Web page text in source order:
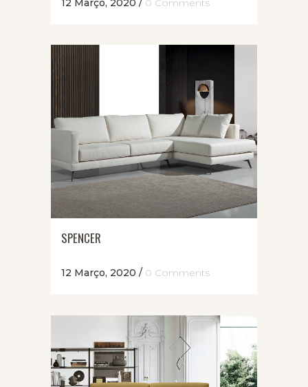
12 Março, 2020 / 0 Comments
SPENCER
12 Março, 2020 / 0 Comments